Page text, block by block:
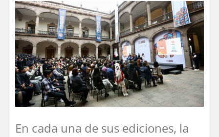
En cada una de sus ediciones, la